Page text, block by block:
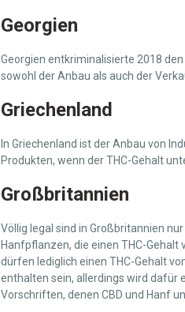
Georgien
Georgien entkriminalisierte 2018
sowohl der Anbau als auch der
Griechenland
In Griechenland ist der Anbau von
Produkten, wenn der THC-Gehalt
Großbritannien
Völlig legal sind in Großbritannien
Hanfpflanzen, die einen THC-Gehalt
dürfen lediglich einen THC-Gehalt
enthalten sein, allerdings wird dafür
Vorschriften, denen CBD und Hanf